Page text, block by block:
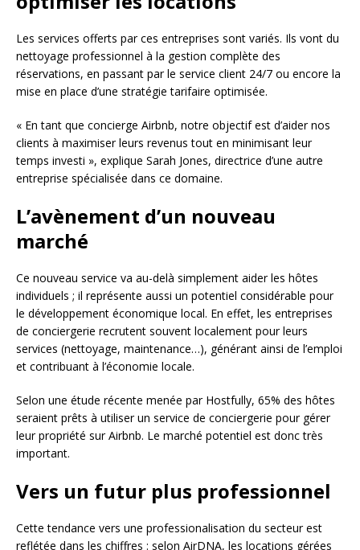
Les services offerts par ces entreprises sont variés. Ils vont du
nettoyage professionnel à la gestion complète des
réservations, en passant par le service client 24/7 ou encore la
mise en place d’une stratégie tarifaire optimisée.
« En tant que concierge Airbnb, notre objectif est d’aider nos
clients à maximiser leurs revenus tout en minimisant leur
temps investi », explique Sarah Jones, directrice d’une autre
entreprise spécialisée dans ce domaine.
L’avènement d’un nouveau
marché
Ce nouveau service va au-delà simplement aider les hôtes
individuels ; il représente aussi un potentiel considérable pour
le développement économique local. En effet, les entreprises
de conciergerie recrutent souvent localement pour leurs
services (nettoyage, maintenance…), générant ainsi de l’emploi
et contribuant à l’économie locale.
Selon une étude récente menée par Hostfully, 65% des hôtes
seraient prêts à utiliser un service de conciergerie pour gérer
leur propriété sur Airbnb. Le marché potentiel est donc très
important.
Vers un futur plus professionnel
Cette tendance vers une professionalisation du secteur est
reflétée dans les chiffres : selon AirDNA, les locations gérées